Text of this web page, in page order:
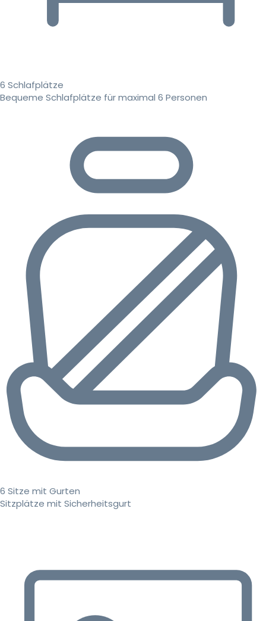
6 Schlafplätze
Bequeme Schlafplätze für maximal 6 Personen
6 Sitze mit Gurten
Sitzplätze mit Sicherheitsgurt